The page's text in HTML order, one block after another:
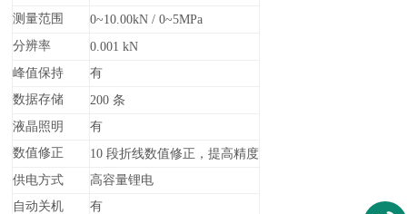
测量范围
0~10.00kN / 0~5MPa
分辨率
0.001 kN
峰值保持
有
数据存储
200 条
液晶照明
有
数值修正
10 段折线数值修正，提高精度
供电方式
高容量锂电
自动关机
有